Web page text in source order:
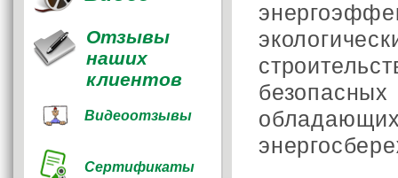
Отзывы
наших
клиентов
Видеоотзывы
Сертификаты